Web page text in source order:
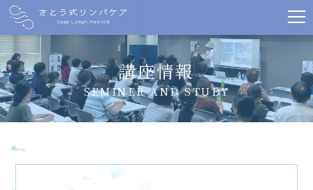
講座情報
SEMINER AND STUDY